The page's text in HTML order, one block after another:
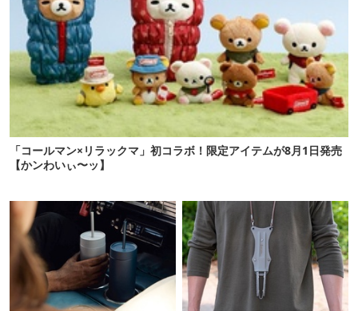
「コールマン×リラックマ」初コラボ！限定アイテムが8月1日発売
【かンわいぃ〜ッ】